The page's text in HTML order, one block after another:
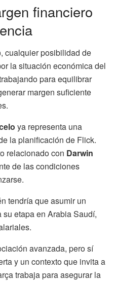
financiero
cualquier posibilidad de
la situación económica del
para equilibrar
margen suficiente
ya representa una
la planificación de Flick.
relacionado con Darwin
de las condiciones
tendría que asumir un
etapa en Arabia Saudí,
avanzada, pero sí
y un contexto que invita a
trabaja para asegurar la